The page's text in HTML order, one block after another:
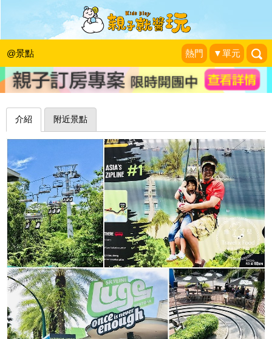
@景點 熱門 ▼單元
高空美景＋飆速快感，人人都是快車手
～新加坡Skyline Luge Sentosa
魚兒 x 牽手明太子的「視」界旅行|2019-01-14
介紹 附近景點